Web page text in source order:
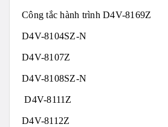
Công tắc hành trình D4V-8169Z
D4V-8104SZ-N
D4V-8107Z
D4V-8108SZ-N
D4V-8111Z
D4V-8112Z